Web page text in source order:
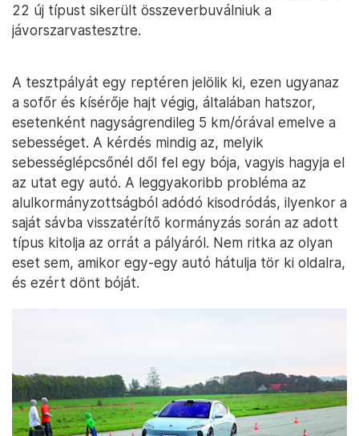
22 új típust sikerült összeverbuválniuk a
jávorszarvastesztre.
A tesztpályát egy reptéren jelölik ki, ezen ugyanaz
a sofőr és kísérője hajt végig, általában hatszor,
esetenként nagyságrendileg 5 km/órával emelve a
sebességet. A kérdés mindig az, melyik
sebességlépcsőnél dől fel egy bója, vagyis hagyja el
az utat egy autó. A leggyakoribb probléma az
alulkormányzottságból adódó kisodródás, ilyenkor a
saját sávba visszatérítő kormányzás során az adott
típus kitolja az orrát a pályáról. Nem ritka az olyan
eset sem, amikor egy-egy autó hátulja tör ki oldalra,
és ezért dönt bóját.